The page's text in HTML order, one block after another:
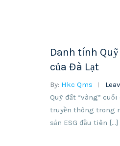
Danh tính
của Đà Lạt
By: Hkc Qms
Quỹ đất “vàng”
truyền thông trong
sản ESG đầu tiên […]